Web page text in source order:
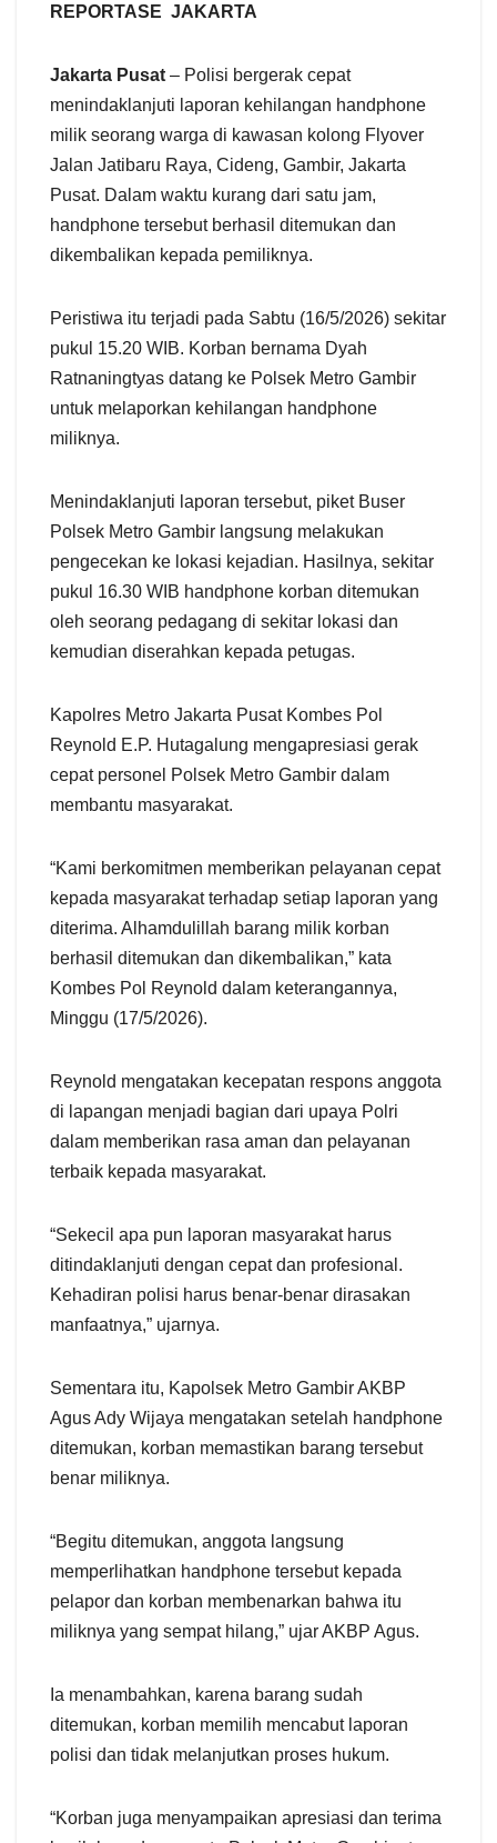
a
REPORTASE JAKARTA
Jakarta Pusat – Polisi bergerak cepat
menindaklanjuti laporan kehilangan handphone
milik seorang warga di kawasan kolong Flyover
Jalan Jatibaru Raya, Cideng, Gambir, Jakarta
Pusat. Dalam waktu kurang dari satu jam,
handphone tersebut berhasil ditemukan dan
dikembalikan kepada pemiliknya.
Peristiwa itu terjadi pada Sabtu (16/5/2026) sekitar
pukul 15.20 WIB. Korban bernama Dyah
Ratnaningtyas datang ke Polsek Metro Gambir
untuk melaporkan kehilangan handphone
miliknya.
Menindaklanjuti laporan tersebut, piket Buser
Polsek Metro Gambir langsung melakukan
pengecekan ke lokasi kejadian. Hasilnya, sekitar
pukul 16.30 WIB handphone korban ditemukan
oleh seorang pedagang di sekitar lokasi dan
kemudian diserahkan kepada petugas.
Kapolres Metro Jakarta Pusat Kombes Pol
Reynold E.P. Hutagalung mengapresiasi gerak
cepat personel Polsek Metro Gambir dalam
membantu masyarakat.
“Kami berkomitmen memberikan pelayanan cepat
kepada masyarakat terhadap setiap laporan yang
diterima. Alhamdulillah barang milik korban
berhasil ditemukan dan dikembalikan,” kata
Kombes Pol Reynold dalam keterangannya,
Minggu (17/5/2026).
Reynold mengatakan kecepatan respons anggota
di lapangan menjadi bagian dari upaya Polri
dalam memberikan rasa aman dan pelayanan
terbaik kepada masyarakat.
“Sekecil apa pun laporan masyarakat harus
ditindaklanjuti dengan cepat dan profesional.
Kehadiran polisi harus benar-benar dirasakan
manfaatnya,” ujarnya.
Sementara itu, Kapolsek Metro Gambir AKBP
Agus Ady Wijaya mengatakan setelah handphone
ditemukan, korban memastikan barang tersebut
benar miliknya.
“Begitu ditemukan, anggota langsung
memperlihatkan handphone tersebut kepada
pelapor dan korban membenarkan bahwa itu
miliknya yang sempat hilang,” ujar AKBP Agus.
Ia menambahkan, karena barang sudah
ditemukan, korban memilih mencabut laporan
polisi dan tidak melanjutkan proses hukum.
“Korban juga menyampaikan apresiasi dan terima